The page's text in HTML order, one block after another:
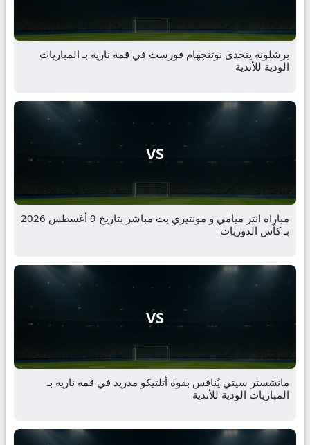
برشلونة يتحدى نوتنجهام فورست في قمة نارية بـ المباريات
الودية للأندية
VS
مباراة انتر ميامي و مونتيري بث مباشر بتاريخ 9 أغسطس 2026
بـ كأس الدوريات
VS
مانشستر سيتي يُنافس بقوة أتلتيكو مدريد في قمة نارية بـ
المباريات الودية للأندية